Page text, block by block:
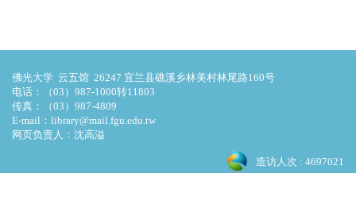
佛光大学 云五馆 26247 宜兰县礁溪乡林美村林尾路160号
电话：（03）987-1000转11803
传真：（03）987-4809
E-mail：library@mail.fgu.edu.tw
网页负责人：沈高溢
造访人次 : 4697021